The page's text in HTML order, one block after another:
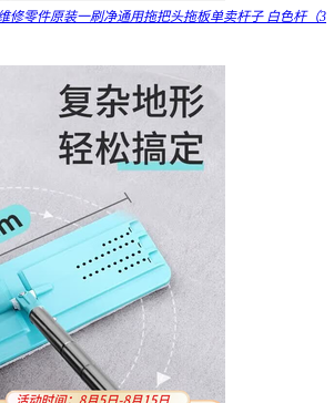
修零件原装一刷净通用拖把头拖板单卖杆子 白色杆（3